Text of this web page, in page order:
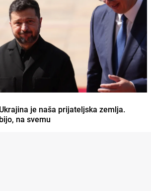
je naša prijateljska zemlja.
na svemu